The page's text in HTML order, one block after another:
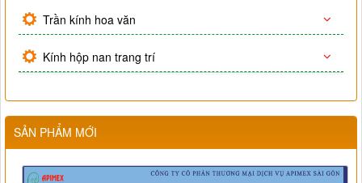
Trần kính hoa văn
Kính hộp nan trang trí
SẢN PHẨM MỚI